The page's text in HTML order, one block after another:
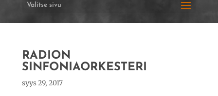
Valitse sivu
RADION
SINFONIAORKESTERI
syys 29, 2017